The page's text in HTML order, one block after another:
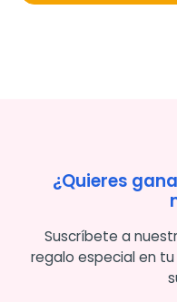
¿Quieres
Suscríbete a
regalo especial en